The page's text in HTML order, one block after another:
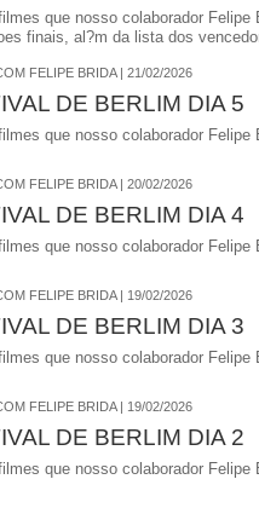
que nosso colaborador
finais, al?m da lista dos
FELIPE BRIDA | 21/02/2026
DE BERLIM DIA 5
que nosso colaborador
FELIPE BRIDA | 20/02/2026
DE BERLIM DIA 4
que nosso colaborador
FELIPE BRIDA | 19/02/2026
DE BERLIM DIA 3
que nosso colaborador
FELIPE BRIDA | 19/02/2026
DE BERLIM DIA 2
que nosso colaborador